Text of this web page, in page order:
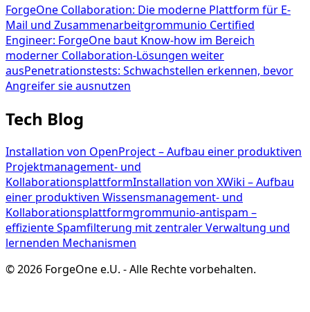
ForgeOne Collaboration: Die moderne Plattform für E-
Mail und Zusammenarbeitgrommunio Certified
Engineer: ForgeOne baut Know-how im Bereich
moderner Collaboration-Lösungen weiter
ausPenetrationstests: Schwachstellen erkennen, bevor
Angreifer sie ausnutzen
Tech Blog
Installation von OpenProject – Aufbau einer produktiven
Projektmanagement- und
KollaborationsplattformInstallation von XWiki – Aufbau
einer produktiven Wissensmanagement- und
Kollaborationsplattformgrommunio-antispam –
effiziente Spamfilterung mit zentraler Verwaltung und
lernenden Mechanismen
©2026 ForgeOne e.U. -Alle Rechte vorbehalten.